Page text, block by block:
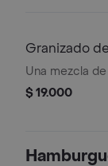
Granizado
Una mezcla
$ 19.000